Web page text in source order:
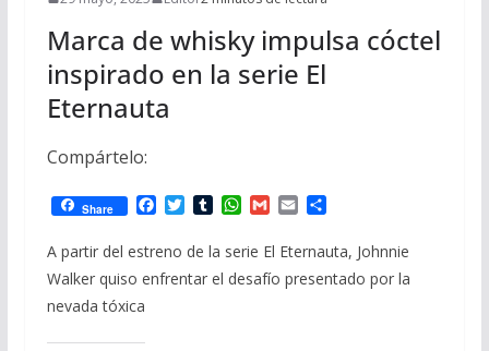
Marca de whisky impulsa cóctel
inspirado en la serie El
Eternauta
Compártelo:
Share
F
c
e
b
T
i
t
t
T
m
b
l
W
a
t
s
G
a
i
l
E
a
i
l
C
m
p
a
A partir del estreno de la serie El Eternauta, Johnnie
Walker quiso enfrentar el desafío presentado por la
nevada tóxica